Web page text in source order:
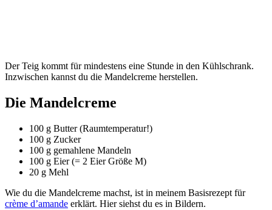
Der Teig kommt für mindestens eine Stunde in den Kühlschrank.
Inzwischen kannst du die Mandelcreme herstellen.
Die Mandelcreme
100 g Butter (Raumtemperatur!)
100 g Zucker
100 g gemahlene Mandeln
100 g Eier (= 2 Eier Größe M)
20 g Mehl
Wie du die Mandelcreme machst, ist in meinem Basisrezept für
crème d’amande erklärt. Hier siehst du es in Bildern.